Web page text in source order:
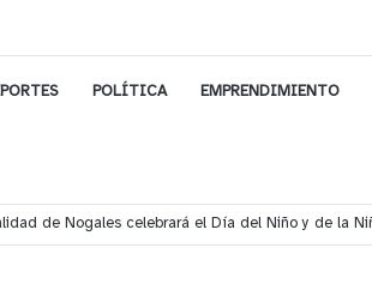
POLÍTICA EMPRENDIMIENTO
de Nogales celebrará el Día del Niño y de la